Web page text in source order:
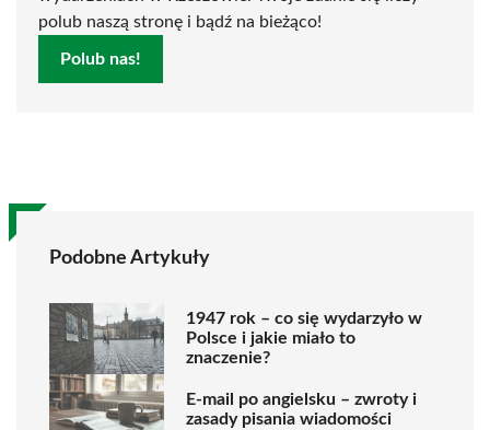
polub naszą stronę i bądź na bieżąco!
Polub nas!
Podobne Artykuły
1947 rok – co się wydarzyło w
Polsce i jakie miało to
znaczenie?
E-mail po angielsku – zwroty i
zasady pisania wiadomości